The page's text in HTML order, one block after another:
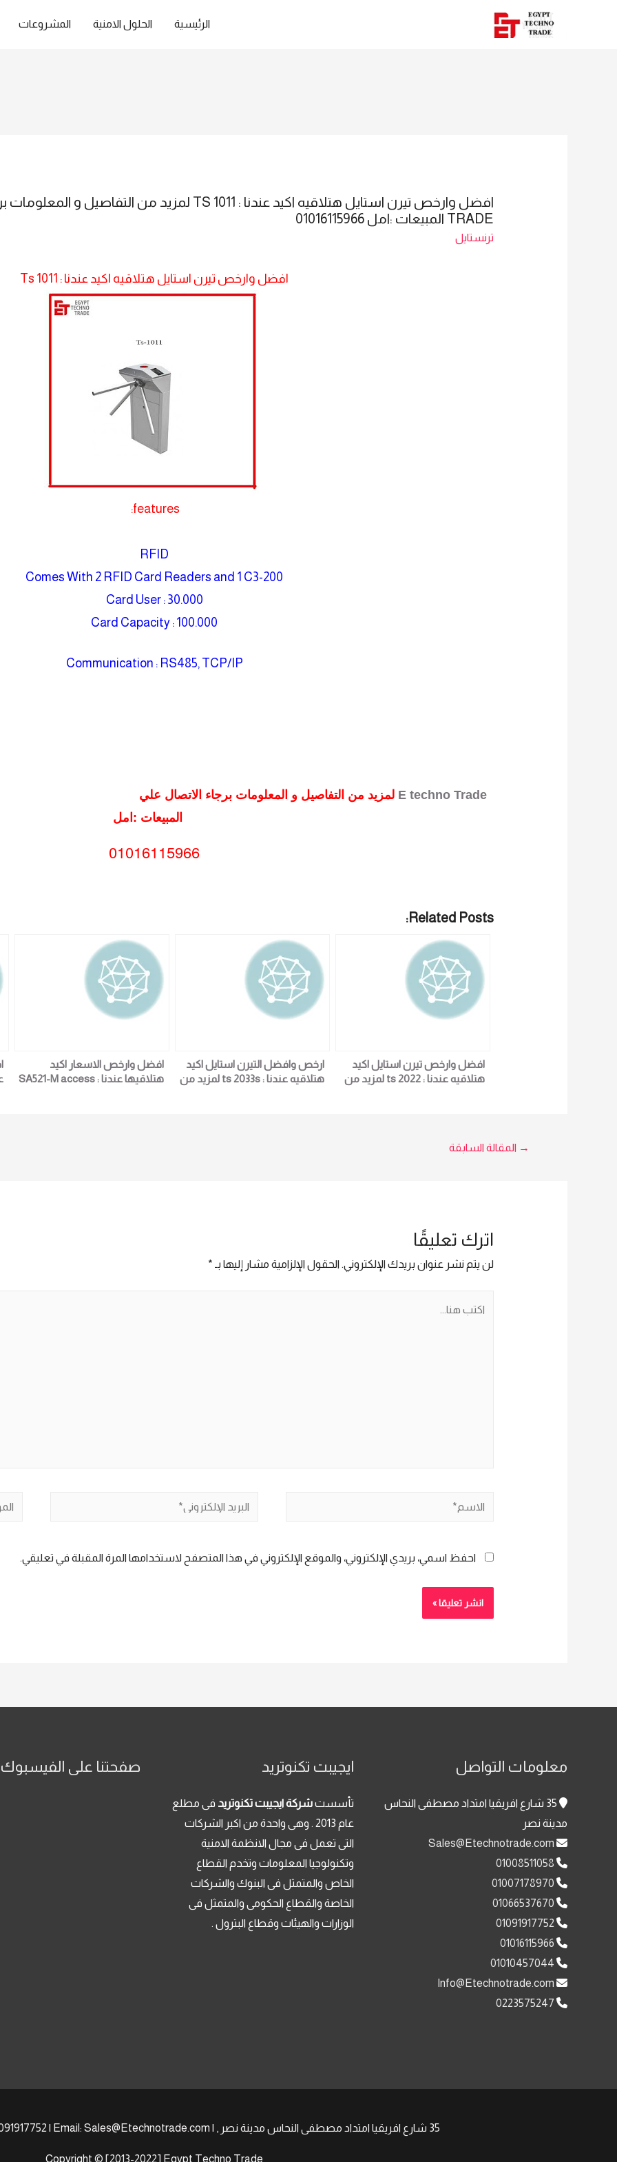
الرئيسية الحلول الامنية المشروعات
TRADE المبيعات :امل 01016115966
ترنستايل
افضل وارخص تيرن استايل هتلاقيه اكيد عندنا : Ts 1011
features:
RFID
Comes With 2 RFID Card Readers and 1 C3-200
Card User : 30.000
Card Capacity : 100.000
Communication : RS485, TCP/IP
E techno Trade
01016115966
Related Posts:
افضل وارخص تيرن استايل اكيد
هتلاقيه عندنا : ts 2022 لمزيد من
ارخص وافضل التيرن استايل اكيد
هتلاقيه عندنا : ts 2033s لمزيد من
افضل وارخص الاسعار اكيد
هتلاقيها عندنا : SA521-M access
تصفّح
→ المقالة السابقة
اترك تعليقًا
لن يتم نشر عنوان بريدك الإلكتروني. الحقول الإلزامية مشار إليها بـ *
الاسم*
البريد
احفظ اسمي، بريدي الإلكتروني، والموقع الإلكتروني في هذا المتصفح لاستخدامها المرة المقبلة في تعليقي.
معلومات التواصل
35 شارع افريقيا امتداد مصطفى النحاس
مدينة نصر
01008511058
01007178970
01066537670
01091917752
01016115966
01010457044
0223575247
ايجيبت تكنوتريد
تأسستشركة ايجيبت تكنوتريد فى مطلع
عام 2013 . وهى واحدة من اكبر الشركات
التى تعمل فى مجال الانظمة الامنية
وتكنولوجيا المعلومات وتخدم القطاع
الخاص والمتمثل فى البنوك والشركات
الخاصة والقطاع الحكومى والمتمثل فى
الوزارات والهيئات وقطاع البترول .
صفحتنا على الفيسبوك
35 شارع افريقيا امتداد مصطفى النحاس مدينة نصر , | Phone: +201008511058 +201091917752 | Email: Sales@Etechnotrade.com
Copyright © [2013-2022] Egypt Techno Trade